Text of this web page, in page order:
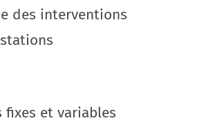
des interventions
fixes et variables